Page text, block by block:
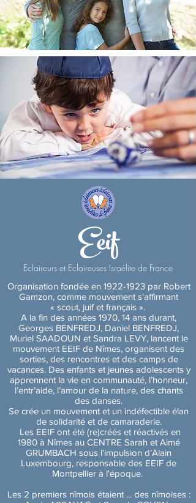
Eeif
Eclaireurs et Eclaireuses Israélite de France
Organisation fondée en 1922-1923par Robert
Gamzon, comme mouvement s'affirmant
« scout, juif et français ».
A la fin des années 1970, 14 ans durant,
Georges BENFREDJ, Daniel BENFREDJ,
Muriel SAADOUN et Sandra LEVY, lancent le
mouvement EEIF de Nîmes, organisent des
sorties, des rencontres et des camps de
vacances. Des enfants et jeunes adolescents y
apprennent la vie en communauté, l’honneur,
l’entr’aide, l’amour de la nature, des chants
des danses.
Se crée un mouvement et un indéfectible élan
de solidarité et de camaraderie.
Les EEIF ont été (re)créés et réactivés en
1980 à Nîmes au CENTRE Sarah et Aimé
GRUMBACH sous l'impulsion d’Alain
Luxembourg, responsable des EEIF de
Montpellier à l'époque.
Les 2 premiers nîmois étaient ... des nîmoises :